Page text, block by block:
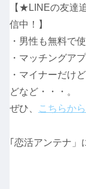
【★LINEの友達
信中！】
・男性も無料で
・マッチングア
・マイナーだ
どなど・・・。
ぜひ、
こちらか
｢恋活アンテナ」